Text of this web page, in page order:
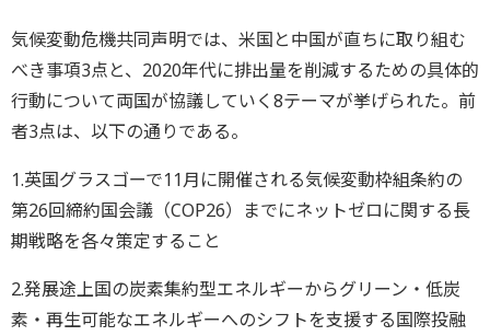
気候変動危機共同声明では、米国と中国が直ちに取り組む
べき事項3点と、2020年代に排出量を削減するための具体的
行動について両国が協議していく8テーマが挙げられた。前
者3点は、以下の通りである。
1.英国グラスゴーで11月に開催される気候変動枠組条約の
第26回締約国会議（COP26）までにネットゼロに関する長
期戦略を各々策定すること
2.発展途上国の炭素集約型エネルギーからグリーン・低炭
素・再生可能なエネルギーへのシフトを支援する国際投融